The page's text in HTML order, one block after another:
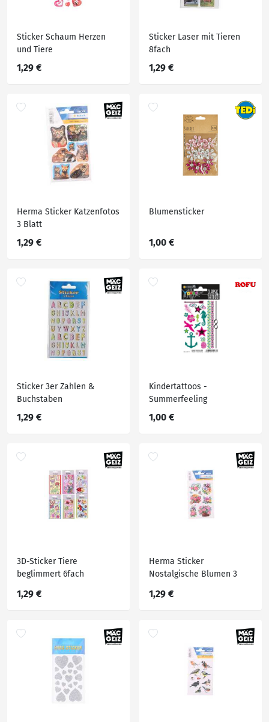
Sticker Schaum Herzen
und Tiere
1,29 €
Sticker Laser mit Tieren
8fach
1,29 €
Herma Sticker Katzenfotos
3 Blatt
1,29 €
Blumensticker
1,00 €
Sticker 3er Zahlen &
Buchstaben
1,29 €
Kindertattoos -
Summerfeeling
1,00 €
3D-Sticker Tiere
beglimmert 6fach
1,29 €
Herma Sticker
Nostalgische Blumen 3
1,29 €